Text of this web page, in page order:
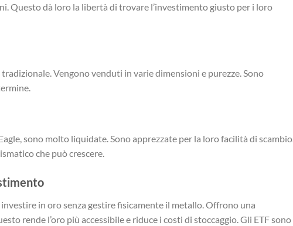
Questo dà loro la libertà di trovare l’investimento giusto per i loro
Vengono venduti in varie dimensioni e purezze. Sono
sono molto liquidate. Sono apprezzate per la loro facilità di
che può crescere.
in oro senza gestire fisicamente il metallo. Offrono una
rende l’oro più accessibile e riduce i costi di stoccaggio. Gli ETF sono